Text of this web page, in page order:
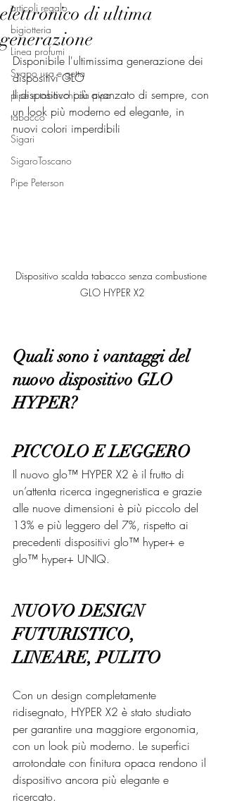
articoli regalo
bigiotteria
Linea profumi
Svapo usa e getta
pipe e tabacchi da pipa
tabacco
Sigari
SigaroToscano
Pipe Peterson
elettronico di ultima
generazione
Disponibile l'ultimissima generazione dei
dispositivi GLO
Il dispositivo più avanzato di sempre, con
un look più moderno ed elegante, in
nuovi colori imperdibili
Dispositivo scalda tabacco senza combustione
GLO HYPER X2
Quali sono i vantaggi del
nuovo dispositivo GLO
HYPER?
PICCOLO E LEGGERO
Il nuovo glo™ HYPER X2 è il frutto di
un’attenta ricerca ingegneristica e grazie
alle nuove dimensioni è più piccolo del
13% e più leggero del 7%, rispetto ai
precedenti dispositivi glo™ hyper+ e
glo™ hyper+ UNIQ.
NUOVO DESIGN
FUTURISTICO,
LINEARE, PULITO
Con un design completamente
ridisegnato, HYPER X2 è stato studiato
per garantire una maggiore ergonomia,
con un look più moderno. Le superfici
arrotondate con finitura opaca rendono il
dispositivo ancora più elegante e
ricercato.